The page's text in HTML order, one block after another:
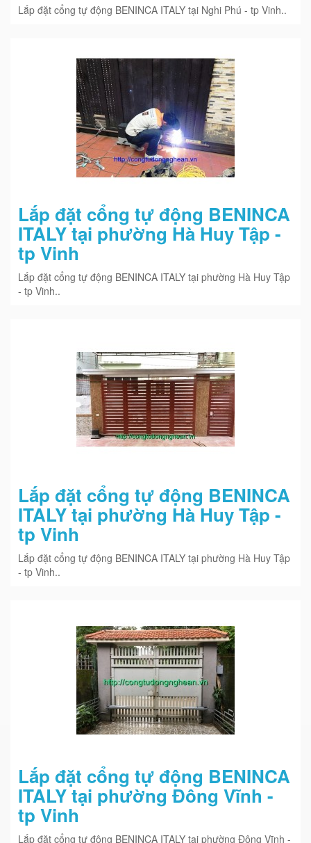
Lắp đặt cổng tự động BENINCA ITALY tại Nghi Phú - tp Vinh..
Lắp đặt cổng tự động BENINCA
ITALY tại phường Hà Huy Tập -
tp Vinh
Lắp đặt cổng tự động BENINCA ITALY tại phường Hà Huy Tập
- tp Vinh..
Lắp đặt cổng tự động BENINCA
ITALY tại phường Hà Huy Tập -
tp Vinh
Lắp đặt cổng tự động BENINCA ITALY tại phường Hà Huy Tập
- tp Vinh..
Lắp đặt cổng tự động BENINCA
ITALY tại phường Đông Vĩnh -
tp Vinh
Lắp đặt cổng tự động BENINCA ITALY tại phường Đông Vĩnh -